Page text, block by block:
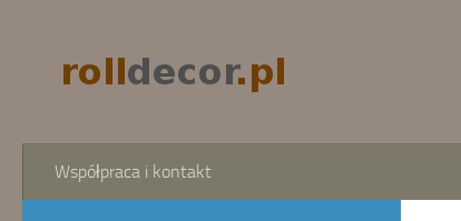
Współpraca i kontakt